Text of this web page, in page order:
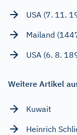
USA (7. 11.
Mailand
USA (6. 8.
Weitere Artikel
Kuwait
Heinrich